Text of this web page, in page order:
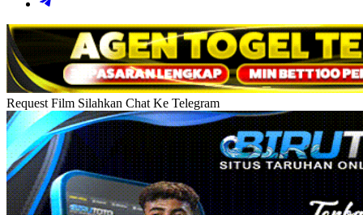
Request Film Silahkan Chat Ke Telegram